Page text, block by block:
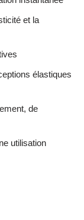
et la
élastiques
de
utilisation